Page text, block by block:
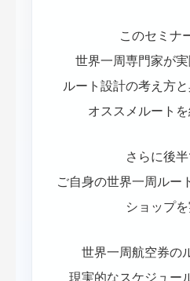
このセミナ
世界一周専門家が
ルート設計の考え方
オススメルートを
さらに後半
ご自身の世界一周ルー
ショップを
世界一周航空券の
現実的なスケジュー